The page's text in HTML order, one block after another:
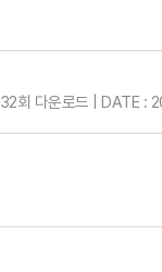
32회 다운로드 | DATE :